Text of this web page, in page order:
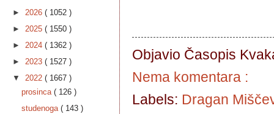
Objavio Časopis
Nema komentara :
Labels: Dragan
► 2026 ( 1052 )
► 2025 ( 1550 )
► 2024 ( 1362 )
► 2023 ( 1527 )
▼ 2022 ( 1667 )
prosinca( 126 )
studenoga( 143 )